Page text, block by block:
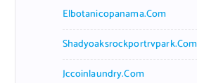
Elbotanicopanama.com
Shadyoaksrockportrvpark.com
Jccoinlaundry.com